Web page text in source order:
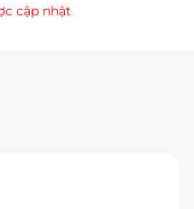
cập nhật